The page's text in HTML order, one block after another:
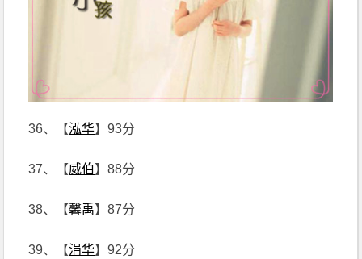
36、【泓华】93分
37、【威伯】88分
38、【馨禹】87分
39、【涓华】92分